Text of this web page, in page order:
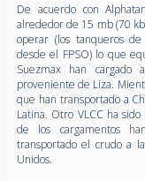
De acuerdo con
alrededor de 15 mb (70
operar (los tanqueros
desde el FPSO) lo que
Suezmax han
proveniente de Liza.
que han transportado a
Latina. Otro VLCC ha
de los cargamentos
transportado el crudo a
Unidos.